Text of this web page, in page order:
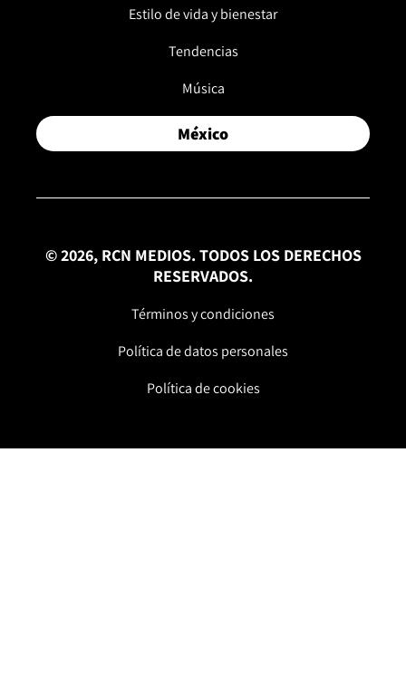
Estilo de vida y bienestar
Tendencias
Música
México
© 2026, RCN MEDIOS. TODOS LOS DERECHOS
RESERVADOS.
Términos y condiciones
Política de datos personales
Política de cookies